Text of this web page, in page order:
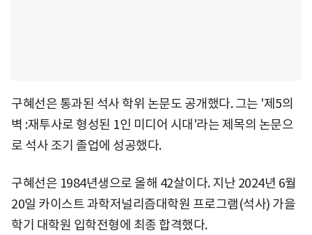
구혜선은 통과된 석사 학위 논문도 공개했다. 그는 '제5의
벽 :재투사로 형성된 1인 미디어 시대'라는 제목의 논문으
로 석사 조기 졸업에 성공했다.
구혜선은 1984년생으로 올해 42살이다. 지난 2024년 6월
20일 카이스트 과학저널리즘대학원 프로그램(석사) 가을
학기 대학원 입학전형에 최종 합격했다.